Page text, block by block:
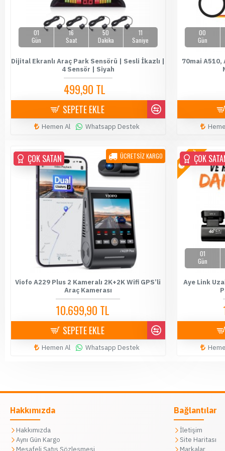
01
Gün
16
Saat
50
Dakika
10
Saniye
Dijital Ekranlı Araç Park Sensörü | Sesli İkazlı |
4 Sensör | Siyah
499,90 TL
SEPETE EKLE
Hemen Al Whatsapp Destek
00
Gün
70mai A510,
ÜCRETSİZ KARGO
ÇOK SATAN
ÇOK SATAN
Viofo A229 Plus 2 Kameralı 2K+2K Wifi GPS’li
Araç Kamerası
10.699,90 TL
SEPETE EKLE
Hemen Al Whatsapp Destek
YENİÇOK
01
Gün
Aye Link
Hakkımızda
Hakkımızda
Aynı Gün Kargo
Mesafeli Satış Sözleşmesi
Bağlantılar
İletişim
Site Haritası
Markalar